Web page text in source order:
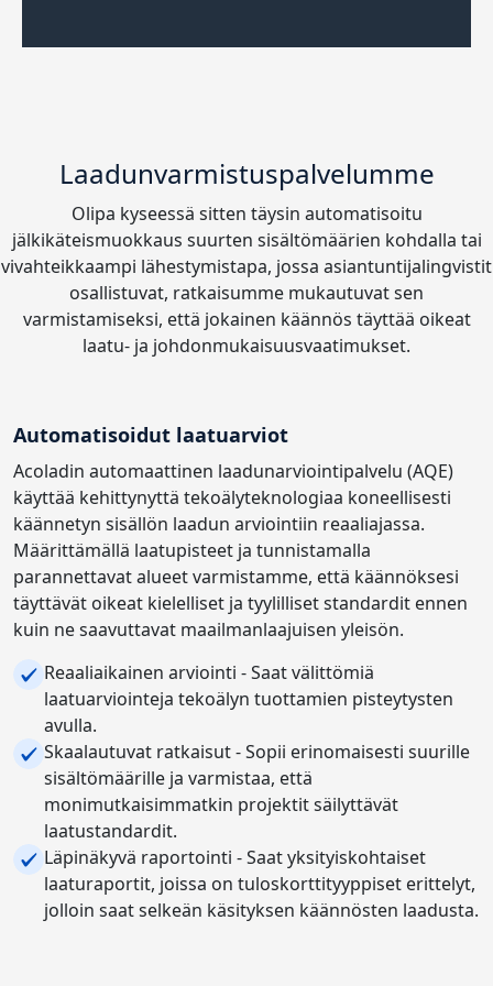
Laadunvarmistuspalvelumme
Olipa kyseessä sitten täysin automatisoitu
jälkikäteismuokkaus suurten sisältömäärien kohdalla tai
vivahteikkaampi lähestymistapa, jossa asiantuntijalingvistit
osallistuvat, ratkaisumme mukautuvat sen
varmistamiseksi, että jokainen käännös täyttää oikeat
laatu- ja johdonmukaisuusvaatimukset.
Automatisoidut laatuarviot
Acoladin automaattinen laadunarviointipalvelu (AQE)
käyttää kehittynyttä tekoälyteknologiaa koneellisesti
käännetyn sisällön laadun arviointiin reaaliajassa.
Määrittämällä laatupisteet ja tunnistamalla
parannettavat alueet varmistamme, että käännöksesi
täyttävät oikeat kielelliset ja tyylilliset standardit ennen
kuin ne saavuttavat maailmanlaajuisen yleisön.
Reaaliaikainen arviointi - Saat välittömiä
laatuarviointeja tekoälyn tuottamien pisteytysten
avulla.
Skaalautuvat ratkaisut - Sopii erinomaisesti suurille
sisältömäärille ja varmistaa, että
monimutkaisimmatkin projektit säilyttävät
laatustandardit.
Läpinäkyvä raportointi - Saat yksityiskohtaiset
laaturaportit, joissa on tuloskorttityyppiset erittelyt,
jolloin saat selkeän käsityksen käännösten laadusta.